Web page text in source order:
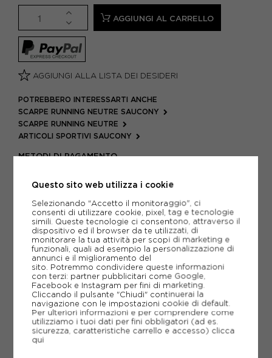
AGGIUNGI AL CARRELLO
AGGIUNGI ALLA LISTA DEI DESIDERI
POTREBBERO INTERESSARTI ANCHE
SCARPE RUNNING NEUTRE SAUCONY
SCARPE RUNNING NEUTRE
ARTICOLI SPORTIVI SAUCONY
METODI DI PAGAMENTO
PIÙ INFORMAZIONI
SCHEDA TECNICA
GUIDA ALLE TAGLIE
DOMANDE FREQUENTI
Come ordinare la taglia giusta?
Questo sito web utilizza i cookie
Selezionando "Accetto il monitoraggio", ci
consenti di utilizzare cookie, pixel, tag e tecnologie
simili. Queste tecnologie ci consentono, attraverso il
dispositivo ed il browser da te utilizzati, di
monitorare la tua attività per scopi di marketing e
funzionali, quali ad esempio la personalizzazione di
annunci e il miglioramento del
sito. Potremmo condividere queste informazioni
con terzi: partner pubblicitari come Google,
Facebook e Instagram per fini di marketing.
Cliccando il pulsante "Chiudi" continuerai la
navigazione con le impostazioni cookie di default.
Per ulteriori informazioni e per comprendere come
utilizziamo i tuoi dati per fini obbligatori (ad es.
sicurezza, caratteristiche carrello e accesso) clicca
qui